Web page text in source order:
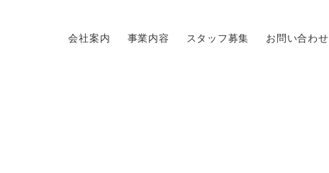
会社案内 事業内容 スタッフ募集 お問い合わせ